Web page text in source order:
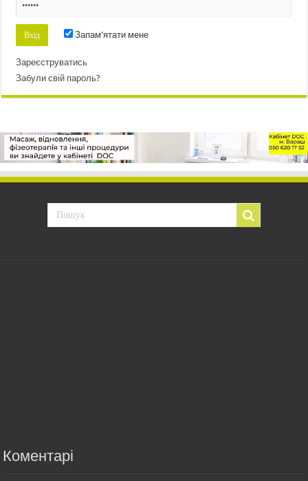
Запам'ятати мене
Зареєструватись
Забули свій пароль?
Коментарі